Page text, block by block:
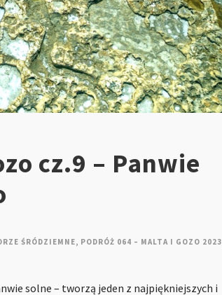
cz.9 – Panwie
ŚRÓDZIEMNE, PODRÓŻ 064 – MALTA I GOZO 2023
solne – tworzą jeden z najpiękniejszych i